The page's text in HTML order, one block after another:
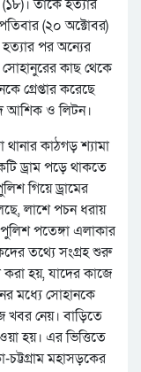
তাকে হত্যার
(২০ অক্টোবর)
হত্যার পর অন্যের
সোহানুরের কাছ থেকে
গ্রেপ্তার করেছে
আশিক ও লিটন।
কাঠগড় শ্যামা
ড্রাম পড়ে থাকতে
গিয়ে ড্রামের
লাশে পচন ধরায়
পতেঙ্গা এলাকার
তথ্যে সংগ্রহ শুরু
করা হয়, যাদের কাজে
মধ্যে সোহানকে
খবর নেয়। বাড়িতে
হয়। এর ভিত্তিতে
চট্টগ্রাম মহাসড়কের